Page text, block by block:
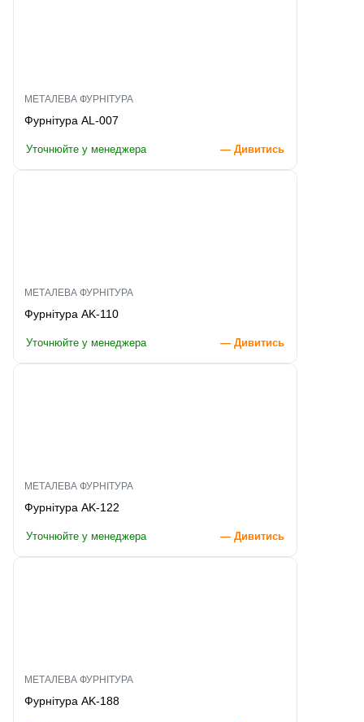
МЕТАЛЕВА ФУРНІТУРА
Фурнітура AL-007
Уточнюйте у менеджера — Дивитись
МЕТАЛЕВА ФУРНІТУРА
Фурнітура AK-110
Уточнюйте у менеджера — Дивитись
МЕТАЛЕВА ФУРНІТУРА
Фурнітура AK-122
Уточнюйте у менеджера — Дивитись
МЕТАЛЕВА ФУРНІТУРА
Фурнітура AK-188